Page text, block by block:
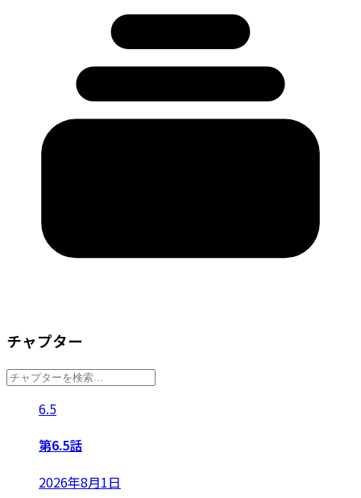
チャプター
6.5
第6.5話
2026年8月1日